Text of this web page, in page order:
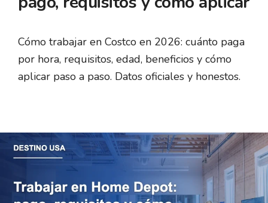
Cómo trabajar en Costco en 2026: cuánto paga
por hora, requisitos, edad, beneficios y cómo
aplicar paso a paso. Datos oficiales y honestos.